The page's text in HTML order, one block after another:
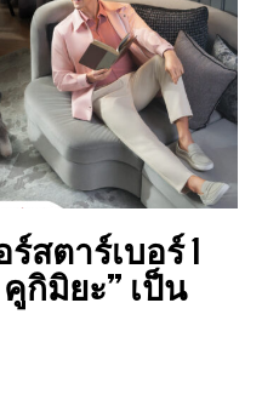
สตาร์เบอร์ 1
กิมิยะ” เป็น